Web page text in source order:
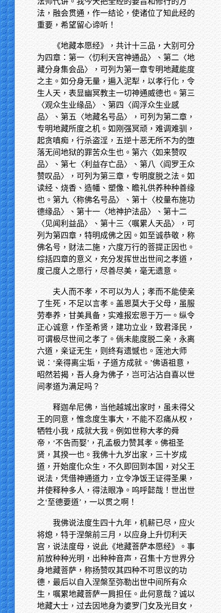
法，融会贯通，作一结论，使诸位了知此经的
重要，希望留心谛听！
《地藏本愿经》，共计十三品，大别可分
为四章：第一〈忉利天宫神通品〉、第二〈地
藏分身集会品〉，可列为第一章专明地藏能度
之主。如分身无量，遍入泥犁，以孝行化，令
生人天，表显幽冥教主一切神通威德也。第三
〈观众生业缘品〉、第四〈阎浮众生业感
品〉、第五〈地藏名号品〉，可列为第二章，
专明地藏所度之机。如刚强冥顽，难调难驯，
起贪嗔痴，行杀盗淫，五逆十恶无所不为的堕
落无间地狱的罪苦众生也。第六〈如来赞叹
品〉、第七〈利益存亡品〉、第八〈阎罗王众
赞叹品〉，可列为第三章，专明度脱之法。如
读经、烧香、造幡、塑像、瞻礼供养种种善缘
也。第九〈称佛名号品〉、第十〈校量布施功
德缘品〉、第十一〈地神护法品〉、第十二
〈见闻利益品〉、第十三〈嘱累人天品〉，可
列为第四章，特明成佛之因。如至诚恭敬，称
佛名号，财法二施，六度万行的菩提正因也。
综括四章的意义，充分发挥世出世间之孝道，
度己度人之愿行，尽善尽美，毫无遗意。
夫人而不孝，不可以为人；孝而不能使亲
了生死，不足以言孝。盖恩莫大于父母，虽服
劳奉养，甘美具备，实难报宏恩于万一。纵令
正心诚意，作圣希贤，建功立业，致君泽民，
可谓极尽世间之孝了。倘未能度脱二亲，永离
六道，亲证无生，则终有遗憾也。莲池大师
说：‘亲得离尘垢，子道方成就。’佛语祖意，
昭然若揭，吾人身为佛子，岂可沾沾自喜以世
间孝道为满足吗？
释迦牟尼佛，当他越城出家时，虽未得父
王的同意，惟念度生事大，不能不忍痛从权，
牺牲小我，成就大我。例如世称大孝的舜
帝，‘不告而娶’，孔孟极力赞其孝。佛祖圣
贤，其揆一也。我佛十九岁出家，三十岁成
道，开始度化众生，不久即回到本国，对父王
说法，凭借神通道力，立令净饭王证得圣果，
并使释种多人，得法眼净。呜呼懿哉！世出世
之‘至德要道’，一以贯之啊！
我佛说法度生四十九年，机薪已尽，应火
将熄，特于涅槃前三月，以应身上升忉利天
宫，说法度母，说此《地藏菩萨本愿经》。事
前放种种光明，出种种音声，召集十方世界分
身地藏菩萨，称扬赞叹其四种不可思议的功
德，最后以自入涅槃至弥勒出世中间所有众
生，嘱累地藏菩萨一肩担任。此何意哉？诚以
地藏大士，过去因地身为婆罗门女及光目女，